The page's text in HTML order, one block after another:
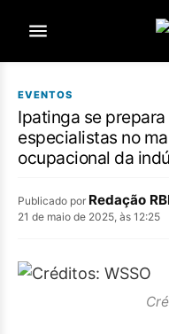
EVENTOS
Ipatinga se
especialistas no
ocupacional da
Publicado por Redação
21 de maio de 2025, às 12:25